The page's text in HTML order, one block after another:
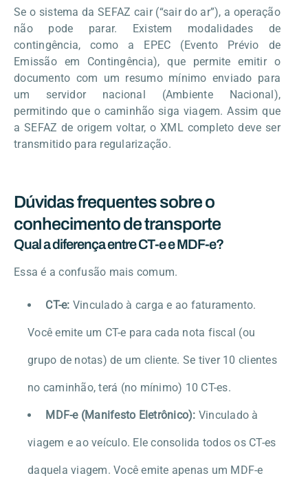
Se o sistema da SEFAZ cair (“sair do ar”), a operação
não pode parar. Existem modalidades de
contingência, como a EPEC (Evento Prévio de
Emissão em Contingência), que permite emitir o
documento com um resumo mínimo enviado para
um servidor nacional (Ambiente Nacional),
permitindo que o caminhão siga viagem. Assim que
a SEFAZ de origem voltar, o XML completo deve ser
transmitido para regularização.
Dúvidas frequentes sobre o
conhecimento de transporte
Qual a diferença entre CT-e e MDF-e?
Essa é a confusão mais comum.
CT-e: Vinculado à carga e ao faturamento.
Você emite um CT-e para cada nota fiscal (ou
grupo de notas) de um cliente. Se tiver 10 clientes
no caminhão, terá (no mínimo) 10 CT-es.
MDF-e (Manifesto Eletrônico): Vinculado à
viagem e ao veículo. Ele consolida todos os CT-es
daquela viagem. Você emite apenas um MDF-e